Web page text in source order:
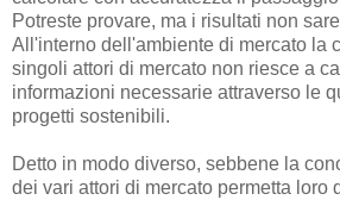
Potreste provare, ma i risultati non
All'interno dell'ambiente di mercato la
singoli attori di mercato non riesce a
informazioni necessarie attraverso le
progetti sostenibili.
Detto in modo diverso, sebbene la
dei vari attori di mercato permetta loro